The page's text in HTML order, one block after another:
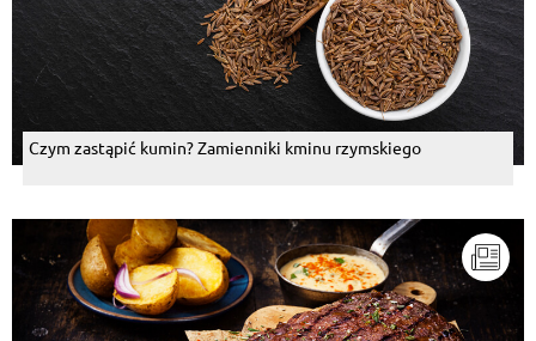
Czym zastąpić kumin? Zamienniki kminu rzymskiego